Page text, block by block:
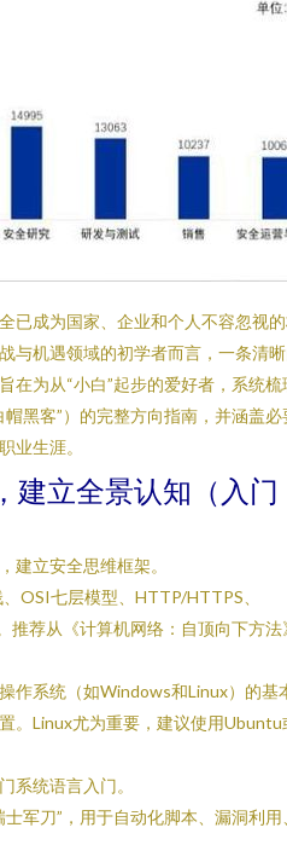
已成为国家、企业和个人不容忽视
与机遇领域的初学者而言，一条清
在为从“小白”起步的爱好者，系统梳
黑客”）的完整方向指南，并涵盖必
业生涯。
建立全景认知（入门
建立安全思维框架。
OSI七层模型、HTTP/HTTPS、
推荐从《计算机网络：自顶向下方法
作系统（如Windows和Linux）的基
。Linux尤为重要，建议使用Ubuntu
系统语言入门。
士军刀”，用于自动化脚本、漏洞利用